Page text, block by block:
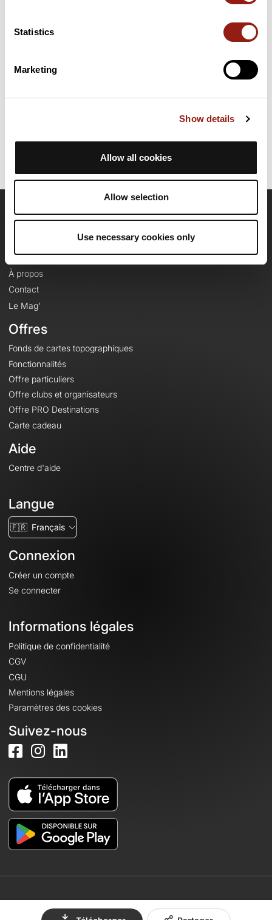
Statistics
Marketing
Show details
Allow all cookies
Allow selection
Use necessary cookies only
Découvrez ce parcours de vélo de 74,9 km à proximité de
Saint-Christol. Ce parcours emprunte uniquement des routes. Il
environ 3 heures et 54 minutes pour réaliser ce parcours.
Dernière modification de la fiche parcours: 29 janvier 2026 à 15:22:51.
OpenRunner
Carrières
À propos
Contact
Le Mag'
Offres
Fonds de cartes topographiques
Fonctionnalités
Offre particuliers
Offre clubs et organisateurs
Offre PRO Destinations
Carte cadeau
Aide
Centre d'aide
Langue
🇫🇷 Français
Connexion
Créer un compte
Se connecter
Informations légales
Politique de confidentialité
CGV
CGU
Mentions légales
Paramètres des cookies
Suivez-nous
© 2026 OpenRunner - Version 7.31.3